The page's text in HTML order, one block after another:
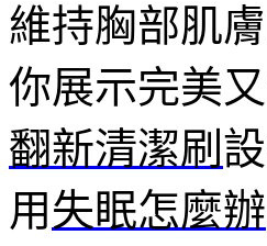
維持胸部肌
你展示完美
翻新清潔刷
用 失眠怎麼辦